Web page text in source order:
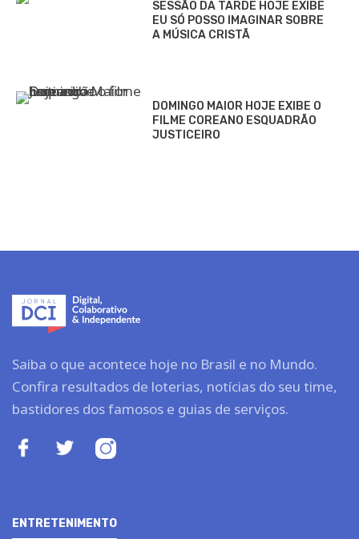
SESSÃO DA TARDE HOJE EXIBE
EU SÓ POSSO IMAGINAR SOBRE
A MÚSICA CRISTÃ
DOMINGO MAIOR HOJE EXIBE O
FILME COREANO ESQUADRÃO
JUSTICEIRO
Saiba o que acontece hoje no Brasil e no Mundo.
Confira resultados de loterias, notícias do seu time,
bastidores dos famosos e guias de serviços.
ENTRETENIMENTO